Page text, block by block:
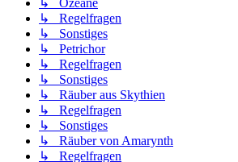
↳ Ozeane
↳ Regelfragen
↳ Sonstiges
↳ Petrichor
↳ Regelfragen
↳ Sonstiges
↳ Räuber aus Skythien
↳ Regelfragen
↳ Sonstiges
↳ Räuber von Amarynth
↳ Regelfragen